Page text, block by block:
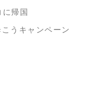
に帰国
うキャンペーン